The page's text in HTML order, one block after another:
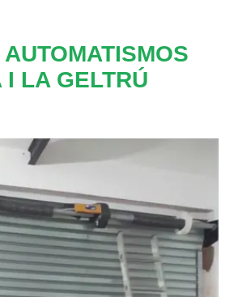
I LA GELTRÚ